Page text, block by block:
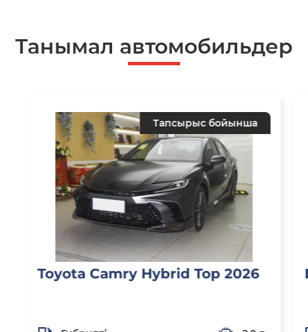
Танымал автомобильдер
Тапсырыс бойынша
Toyota Camry Hybrid Top 2026